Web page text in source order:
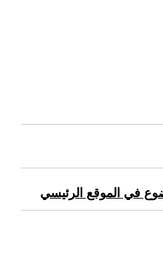
في الموقع الرئيسي